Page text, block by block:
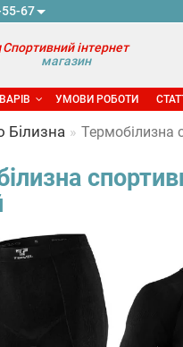
67
Спортивний інтернет
магазин
УМОВИ РОБОТИ
Білизна Термобілизна